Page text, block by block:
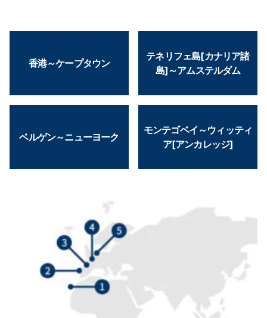
香港～ケープタウン
テネリフェ島[カナリア諸
島]～アムステルダム
ベルゲン～ニューヨーク
モンテゴベイ～ウィッティ
ア[アンカレッジ]